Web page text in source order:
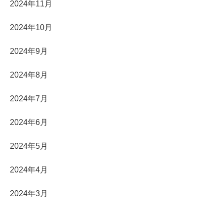
2024年11月
2024年10月
2024年9月
2024年8月
2024年7月
2024年6月
2024年5月
2024年4月
2024年3月